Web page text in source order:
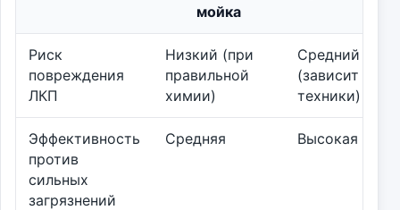
мойка
Риск
повреждения
ЛКП
Низкий (при
правильной
химии)
Средний
(зависит от
техники)
Эффективность
против
сильных
загрязнений
Средняя Высокая